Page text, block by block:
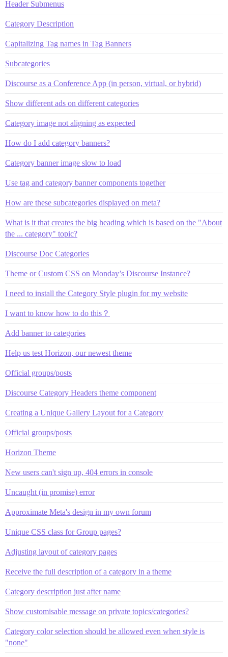
Header Submenus
Category Description
Capitalizing Tag names in Tag Banners
Subcategories
Discourse as a Conference App (in person, virtual, or hybrid)
Show different ads on different categories
Category image not aligning as expected
How do I add category banners?
Category banner image slow to load
Use tag and category banner components together
How are these subcategories displayed on meta?
What is it that creates the big heading which is based on the "About
the ... category" topic?
Discourse Doc Categories
Theme or Custom CSS on Monday’s Discourse Instance?
I need to install the Category Style plugin for my website
I want to know how to do this？
Add banner to categories
Help us test Horizon, our newest theme
Official groups/posts
Discourse Category Headers theme component
Creating a Unique Gallery Layout for a Category
Official groups/posts
Horizon Theme
New users can't sign up, 404 errors in console
Uncaught (in promise) error
Approximate Meta's design in my own forum
Unique CSS class for Group pages?
Adjusting layout of category pages
Receive the full description of a category in a theme
Category description just after name
Show customisable message on private topics/categories?
Category color selection should be allowed even when style is
"none"